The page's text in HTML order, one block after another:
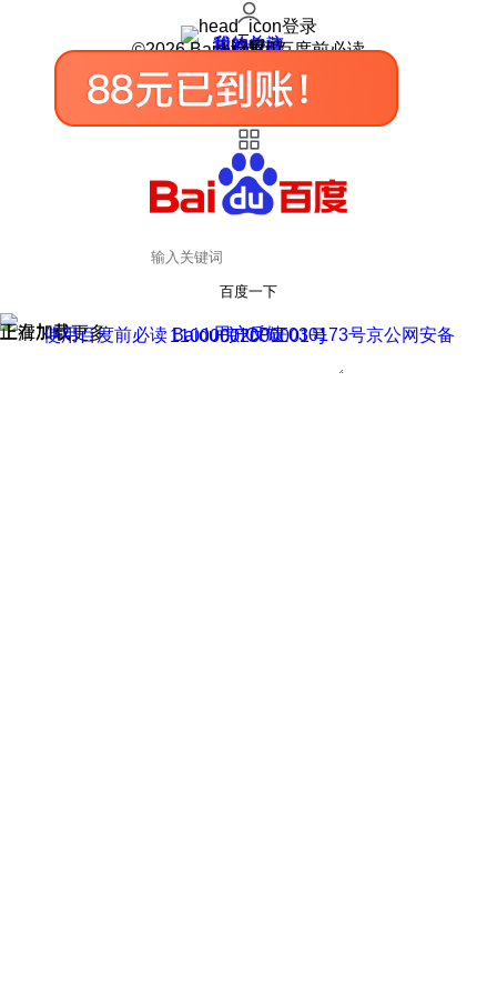
登录
我的关注
我的收藏
皮肤中心
用户反馈
设置
©2026 Baidu 使用百度前必读
百度一下
正在加载
上滑加载更多 用户反馈
使用百度前必读 Baidu 京ICP证030173号
京公网安备11000002000001号